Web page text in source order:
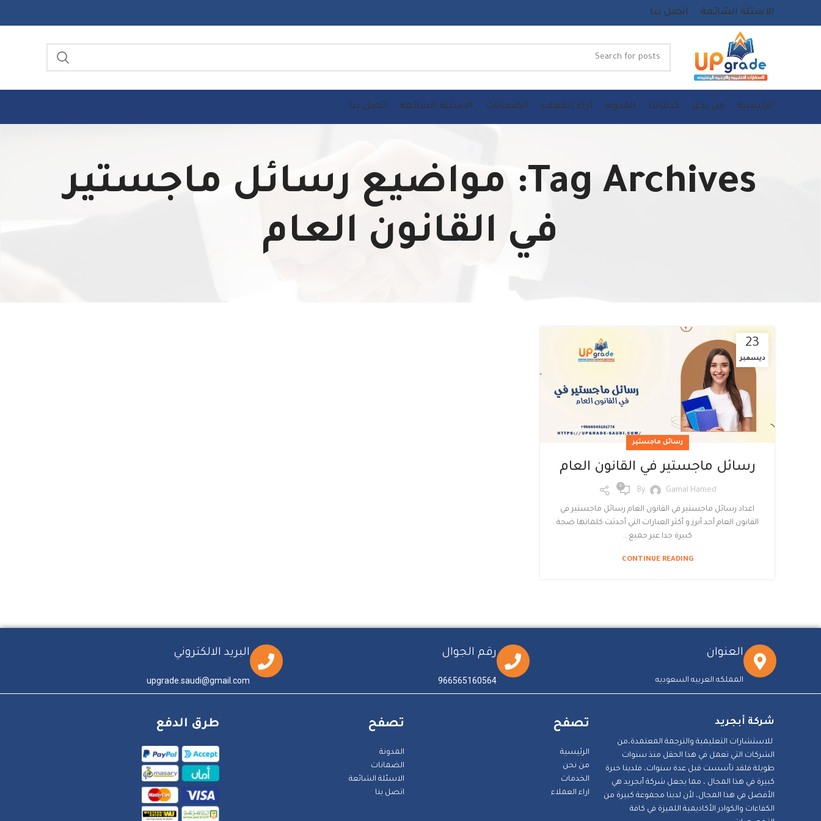
الاسئلة الشائعة اتصل بنا
الرئيسية من نحن خدماتنا المدونة اراء العملاء الضمانات الاسئلة الشائعة اتصل بنا
Tag Archives: مواضيع رسائل ماجستير
في القانون العام
23
ديسمبر
رسائل ماجستير
رسائل ماجستير في القانون العام
By Gamal Hamed
0
اعداد رسائل ماجستير في القانون العام رسائل ماجستير في
القانون العام أحد أبرز و أكثر العبارات التي أحدثت كلماتها ضجة
كبيرة جدا عبر جميع...
CONTINUE READING
العنوان
المملكه العربيه السعوديه
رقم الجوال
966565160564
البريد الالكتروني
upgrade.saudi@gmail.com
شركة أبجريد
للاستشارات التعليمية والترجمة المعتمدة،من
الشركات التي تعمل في هذا الحقل منذ سنوات
طويلة فلقد تأسست قبل عدة سنوات، فلدينا خبرة
كبيرة في هذا المجال ، مما يجعل شركة أبجريد هي
الأفضل في هذا المجال، لأن لدينا مجموعة كبيرة من
الكفاءات والكوادر الأكاديمية اللميزة في كافة
تصفح
الرئيسية
من نحن
الخدمات
اراء العملاء
تصفح
المدونة
الضمانات
الاسئلة الشائعة
اتصل بنا
طرق الدفع